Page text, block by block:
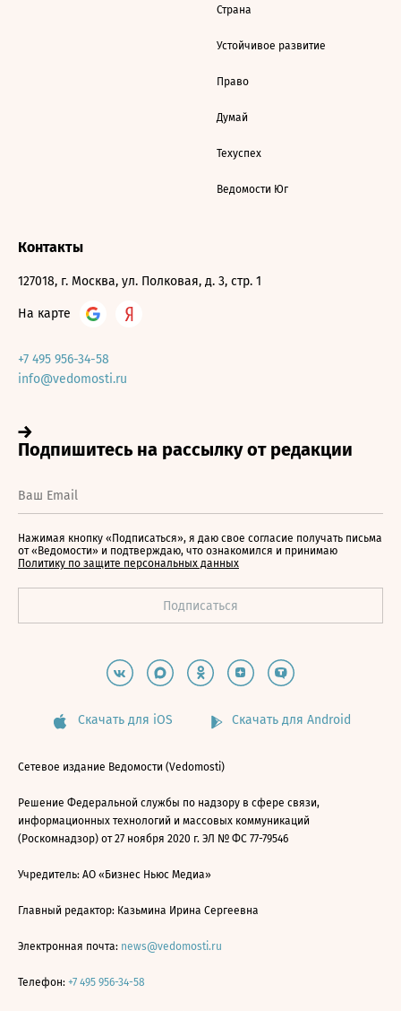
Страна
Устойчивое развитие
Право
Думай
Техуспех
Ведомости Юг
Контакты
127018, г. Москва, ул. Полковая, д. 3, стр. 1
На карте
+7 495 956-34-58
info@vedomosti.ru
Нажимая кнопку «Подписаться», я даю свое согласие получать письма
от «Ведомости» и подтверждаю, что ознакомился и принимаю
Политику по защите персональных данных
Скачать для iOS Скачать для Android
Сетевое издание Ведомости (Vedomosti)
Решение Федеральной службы по надзору в сфере связи,
информационных технологий и массовых коммуникаций
(Роскомнадзор) от 27 ноября 2020 г. ЭЛ № ФС 77-79546
Учредитель: АО «Бизнес Ньюс Медиа»
Главный редактор: Казьмина Ирина Сергеевна
Электронная почта: news@vedomosti.ru
Телефон: +7 495 956-34-58